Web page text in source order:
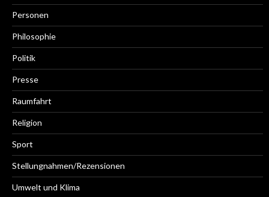
Personen
Philosophie
Politik
Presse
Raumfahrt
Religion
Sport
Stellungnahmen/Rezensionen
Umwelt und Klima